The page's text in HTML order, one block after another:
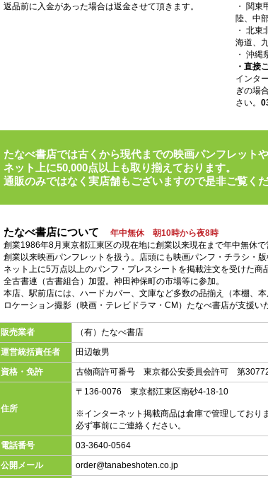
返品前に入金があった場合は返金させて頂きます。
・ 関
陸、中
・ 北
海道、
・ 沖縄
・直接
インタ
ぎの場
さい。
たなべ書店では古くから現代までの映画パンフレット
ネット上に50,000点以上も取り揃えております。
通販のみではなく実店舗もございますので是非ご覧く
たなべ書店について
年中無休 朝10時から夜8時
創業1986年8月東京都江東区の現在地に創業以来現在まで年中無休
創業以来映画パンフレットを扱う。店頭にも映画パンフ・チラシ・
ネット上に5万点以上のパンフ・プレスシートを掲載注文を受けた商
全古書連（古書組合）加盟。神田神保町の市場等に参加。
本店、駅前店には、ハードカバー、文庫など多数の品揃え（本棚、
ロケーション撮影（映画・テレビドラマ・CM）たなべ書店が支援い
販売業者
（有）たなべ書店
運営統括責任者
田辺敏男
資格・免許
古物商許可番号 東京都公安委員会許可 第
住所
〒136-0076 東京都江東区南砂4-18-10
※インターネット掲載商品は倉庫で管理しており
必ず事前にご連絡ください。
電話番号
03-3640-0564
公開メール
order@tanabeshoten.co.jp